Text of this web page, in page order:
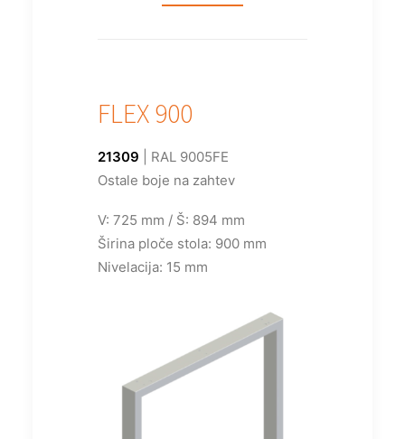
FLEX 900
21309 | RAL 9005FE
Ostale boje na zahtev
V: 725 mm / Š: 894 mm
Širina ploče stola: 900 mm
Nivelacija: 15 mm